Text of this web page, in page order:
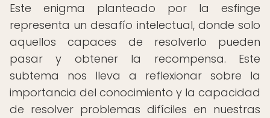
Este enigma planteado por la esfinge
representa un desafío intelectual, donde solo
aquellos capaces de resolverlo pueden
pasar y obtener la recompensa. Este
subtema nos lleva a reflexionar sobre la
importancia del conocimiento y la capacidad
de resolver problemas difíciles en nuestras